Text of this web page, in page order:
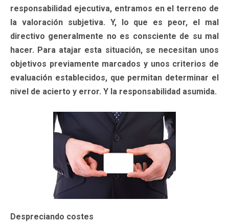
responsabilidad ejecutiva, entramos en el terreno de
la valoración subjetiva. Y, lo que es peor, el mal
directivo generalmente no es consciente de su mal
hacer. Para atajar esta situación, se necesitan unos
objetivos previamente marcados y unos criterios de
evaluación establecidos, que permitan determinar el
nivel de acierto y error. Y la responsabilidad asumida.
Despreciando costes